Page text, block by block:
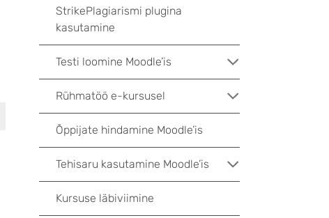
StrikePlagiarismi plugina
kasutamine
Testi loomine Moodle’is
Rühmatöö e-kursusel
Õppijate hindamine Moodle’is
Tehisaru kasutamine Moodle’is
Kursuse läbiviimine